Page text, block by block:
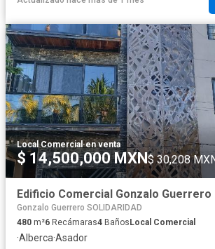
Local Comercial·en venta
$ 14,500,000 MXN$ 30,208
Edificio Comercial Gonzalo Guerrero
Gonzalo Guerrero SOLIDARIDAD
480 m²6 Recámaras4 Baños Local Comercial
·Alberca·Asador